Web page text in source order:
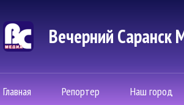
Вечерний Саранск
Главная Репортер Наш город